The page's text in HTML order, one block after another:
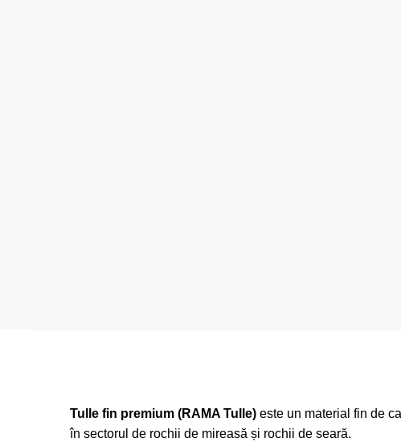
Tulle fin premium (RAMA Tulle) este un material fin de
în sectorul de rochii de mireasă și rochii de seară.